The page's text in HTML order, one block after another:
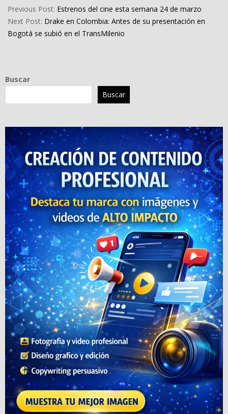
03-
23
Previous Post: Estrenos del cine esta semana 24 de marzo
Next Post: Drake en Colombia: Antes de su presentación en
Bogotá se subió en el TransMilenio
Buscar
Buscar